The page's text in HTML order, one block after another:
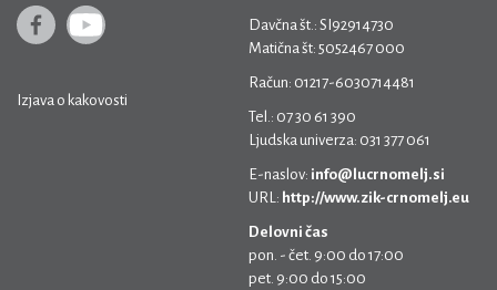
Izjava o kakovosti
Davčna št.: SI92914730
Matična št: 5052467 000
Račun: 01217-6030714481
Tel.: 07 30 61 390
Ljudska univerza: 031 377 061
E-naslov: info@lucrnomelj.si
URL: http://www.zik-crnomelj.eu
Delovni čas
pon. - čet. 9:00 do 17:00
pet. 9:00 do 15:00